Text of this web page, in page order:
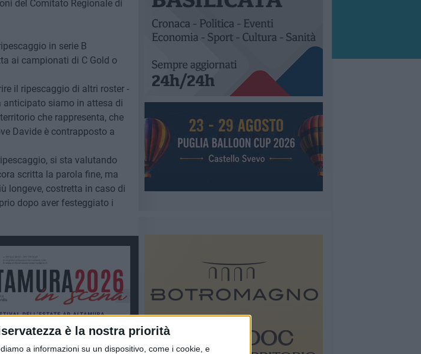
è la nostra priorità
a informazioni su un dispositivo, come i cookie, e
del Comitato Regionale di
in serie B
ai campionati di C Gold o
il ripescaggio di altri roster -
anticipato siamo in attesa di
che rappresenta, che
Davide è contrapposto a
si sta valutando
scritta la parola fine, ma
longeve, costretta in caso di
dopo aver festeggiato i